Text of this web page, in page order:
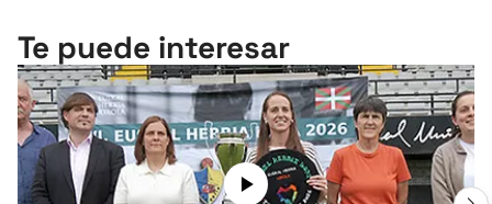
Te puede interesar